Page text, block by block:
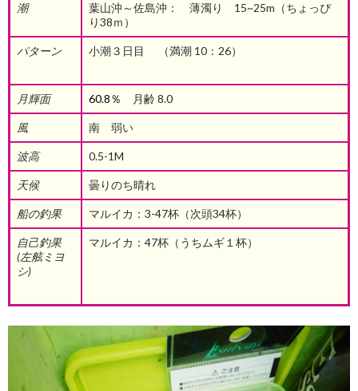
潮
葉山沖～佐島沖： 薄濁り 15~25m（ちょっぴ
り38ｍ）
パターン 小潮３日目 （満潮 10：26）
月輝面 60.8％ 月齢 8.0
風 南 弱い
波高 0.5-1M
天候 曇りのち晴れ
船の釣果 マルイカ：3-47杯（次頭34杯）
自己釣果
(左舷ミヨ
シ)
マルイカ：47杯（うちムギ１杯）